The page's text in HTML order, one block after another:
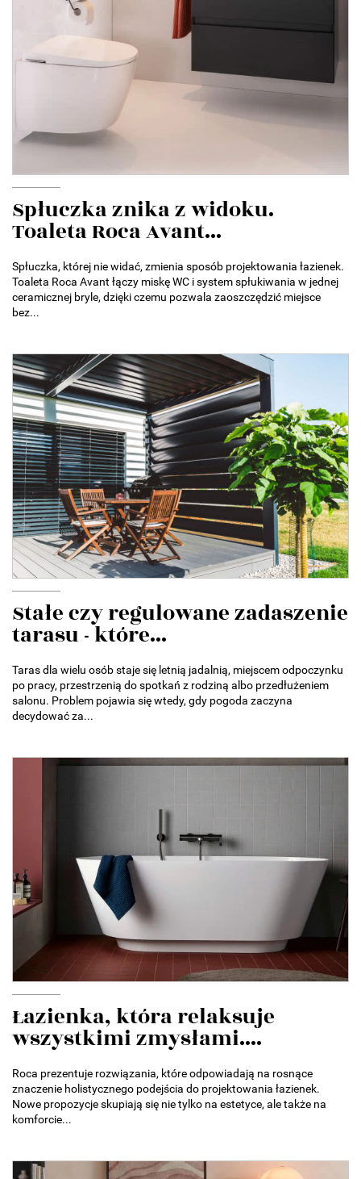
Spłuczka znika z widoku.
Toaleta Roca Avant...
Spłuczka, której nie widać, zmienia sposób projektowania łazienek.
Toaleta Roca Avant łączy miskę WC i system spłukiwania w jednej
ceramicznej bryle, dzięki czemu pozwala zaoszczędzić miejsce
bez...
Stałe czy regulowane zadaszenie
tarasu - które...
Taras dla wielu osób staje się letnią jadalnią, miejscem odpoczynku
po pracy, przestrzenią do spotkań z rodziną albo przedłużeniem
salonu. Problem pojawia się wtedy, gdy pogoda zaczyna
decydować za...
Łazienka, która relaksuje
wszystkimi zmysłami....
Roca prezentuje rozwiązania, które odpowiadają na rosnące
znaczenie holistycznego podejścia do projektowania łazienek.
Nowe propozycje skupiają się nie tylko na estetyce, ale także na
komforcie...